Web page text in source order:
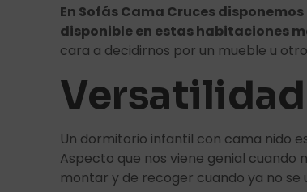
En Sofás Cama Cruces
disponible en estas habitaciones
cara a decidirnos por un mueble u
Versatilidad
Un dormitorio infantil con cama nido
Aspecto que nos viene genial cuando
montar y de recoger cuando ya no se